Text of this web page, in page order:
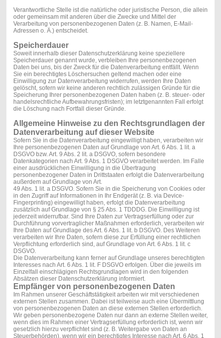
Verantwortliche Stelle ist die natürliche oder juristische Person, die allein
oder gemeinsam mit anderen über die Zwecke und Mittel der
Verarbeitung von personenbezogenen Daten (z. B. Namen, E-Mail-
Adressen o. Ä.) entscheidet.
Speicherdauer
Soweit innerhalb dieser Datenschutzerklärung keine speziellere
Speicherdauer genannt wurde, verbleiben Ihre personenbezogenen
Daten bei uns, bis der Zweck für die Datenverarbeitung entfällt. Wenn
Sie ein berechtigtes Löschersuchen geltend machen oder eine
Einwilligung zur Datenverarbeitung widerrufen, werden Ihre Daten
gelöscht, sofern wir keine anderen rechtlich zulässigen Gründe für die
Speicherung Ihrer personenbezogenen Daten haben (z. B. steuer- oder
handelsrechtliche Aufbewahrungsfristen); im letztgenannten Fall erfolgt
die Löschung nach Fortfall dieser Gründe.
Allgemeine Hinweise zu den Rechtsgrundlagen der
Datenverarbeitung auf dieser Website
Sofern Sie in die Datenverarbeitung eingewilligt haben, verarbeiten wir
Ihre personenbezogenen Daten auf Grundlage von Art. 6 Abs. 1 lit. a
DSGVO bzw. Art. 9 Abs. 2 lit. a DSGVO, sofern besondere
Datenkategorien nach Art. 9 Abs. 1 DSGVO verarbeitet werden. Im Falle
einer ausdrücklichen Einwilligung in die Übertragung
personenbezogener Daten in Drittstaaten erfolgt die Datenverarbeitung
außerdem auf Grundlage von Art.
49 Abs. 1 lit. a DSGVO. Sofern Sie in die Speicherung von Cookies oder
in den Zugriff auf Informationen in Ihr Endgerät (z. B. via Device-
Fingerprinting) eingewilligt haben, erfolgt die Datenverarbeitung
zusätzlich auf Grundlage von § 25 Abs. 1 TDDDG. Die Einwilligung ist
jederzeit widerrufbar. Sind Ihre Daten zur Vertragserfüllung oder zur
Durchführung vorvertraglicher Maßnahmen erforderlich, verarbeiten wir
Ihre Daten auf Grundlage des Art. 6 Abs. 1 lit. b DSGVO. Des Weiteren
verarbeiten wir Ihre Daten, sofern diese zur Erfüllung einer rechtlichen
Verpflichtung erforderlich sind, auf Grundlage von Art. 6 Abs. 1 lit. c
DSGVO.
Die Datenverarbeitung kann ferner auf Grundlage unseres berechtigten
Interesses nach Art. 6 Abs. 1 lit. F DSGVO erfolgen. Über die jeweils im
Einzelfall einschlägigen Rechtsgrundlagen wird in den folgenden
Absätzen dieser Datenschutzerklärung informiert.
Empfänger von personenbezogenen Daten
Im Rahmen unserer Geschäftstätigkeit arbeiten wir mit verschiedenen
externen Stellen zusammen. Dabei ist teilweise auch eine Übermittlung
von personenbezogenen Daten an diese externen Stellen erforderlich.
Wir geben personenbezogene Daten nur dann an externe Stellen weiter,
wenn dies im Rahmen einer Vertragserfüllung erforderlich ist, wenn wir
gesetzlich hierzu verpflichtet sind (z. B. Weitergabe von Daten an
Steuerbehörden), wenn wir ein berechtigtes Interesse nach Art. 6 Abs. 1